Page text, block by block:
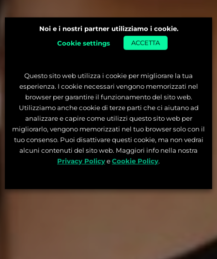
Noi e i nostri partner utilizziamo i cookie.
Cookie settings
ACCETTA
Questo sito web utilizza i cookie per migliorare la tua
esperienza. I cookie necessari vengono memorizzati nel
browser per garantire il funzionamento del sito web.
Utilizziamo anche cookie di terze parti che ci aiutano ad
analizzare e capire come utilizzi questo sito web per
migliorarlo, vengono memorizzati nel tuo browser solo con il
tuo consenso. Puoi disattivare questi cookie, ma non vedrai
alcuni contenuti del sito web. Maggiori info nella nostra
Privacy PolicyeCookie Policy.